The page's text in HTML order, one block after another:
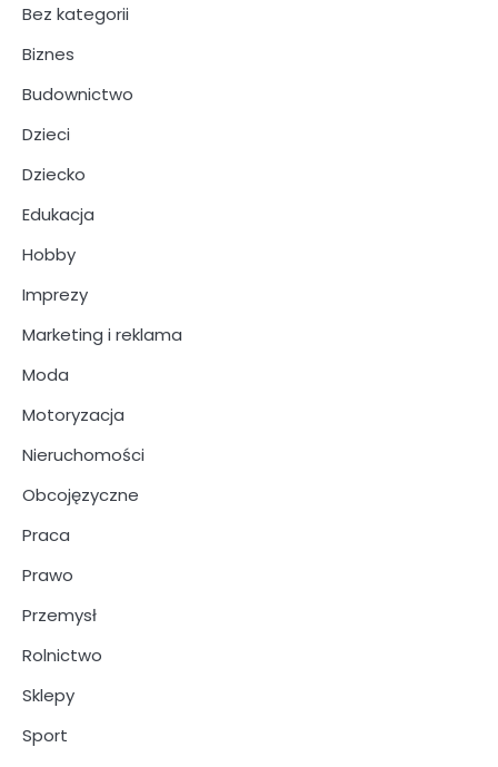
Bez kategorii
Biznes
Budownictwo
Dzieci
Dziecko
Edukacja
Hobby
Imprezy
Marketing i reklama
Moda
Motoryzacja
Nieruchomości
Obcojęzyczne
Praca
Prawo
Przemysł
Rolnictwo
Sklepy
Sport